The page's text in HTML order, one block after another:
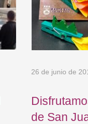
26 de junio de
de San